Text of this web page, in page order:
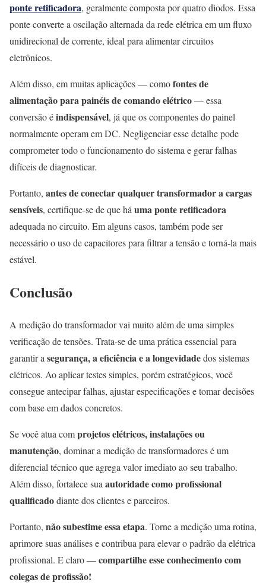
ponte retificadora, geralmente composta por quatro diodos. Essa
ponte converte a oscilação alternada da rede elétrica em um fluxo
unidirecional de corrente, ideal para alimentar circuitos
eletrônicos.
Além disso, em muitas aplicações — comofontes de
alimentação para painéis de comando elétrico— essa
conversão éindispensável, já que os componentes do painel
normalmente operam em DC. Negligenciar esse detalhe pode
comprometer todo o funcionamento do sistema e gerar falhas
difíceis de diagnosticar.
Portanto, antes de conectar qualquer transformador a cargas
sensíveis, certifique-se de que háuma ponte retificadora
adequada no circuito. Em alguns casos, também pode ser
necessário o uso de capacitores para filtrar a tensão e torná-la mais
estável.
Conclusão
A medição do transformador vai muito além de uma simples
verificação de tensões. Trata-se de uma prática essencial para
garantir a segurança, a eficiência e a longevidadedos sistemas
elétricos. Ao aplicar testes simples, porém estratégicos, você
consegue antecipar falhas, ajustar especificações e tomar decisões
com base em dados concretos.
Se você atua comprojetos elétricos, instalações ou
manutenção, dominar a medição de transformadores é um
diferencial técnico que agrega valor imediato ao seu trabalho.
Além disso, fortalece sua autoridade como profissional
qualificadodiante dos clientes e parceiros.
Portanto, não subestime essa etapa. Torne a medição uma rotina,
aprimore suas análises e contribua para elevar o padrão da elétrica
profissional. E claro —compartilhe esse conhecimento com
colegas de profissão!